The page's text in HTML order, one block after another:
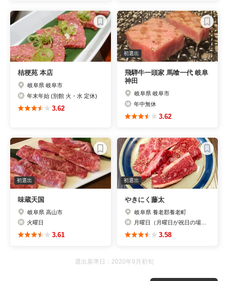
桔梗苑 本店
岐阜県 岐阜市
年末年始 (別館 火・水 定休)
3.62
初選出
飛騨牛一頭家 馬喰一代 岐阜
神田
岐阜県 岐阜市
年中無休
3.62
初選出
味蔵天国
岐阜県 高山市
火曜日
3.61
初選出
やきにく藤太
岐阜県 養老郡養老町
3.58
選出基準日：2020年9月初旬